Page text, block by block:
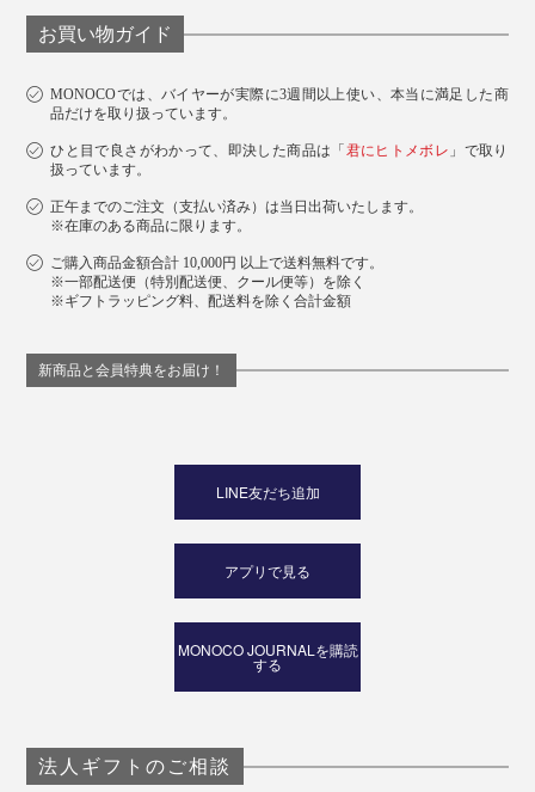
お買い物ガイド
MONOCOでは、バイヤーが実際に3週間以上使い、本当に満足した商
品だけを取り扱っています。
ひと目で良さがわかって、即決した商品は「君にヒトメボレ 」で取り
扱っています。
正午までのご注文（支払い済み）は当日出荷いたします。
※在庫のある商品に限ります。
ご購入商品金額合計 10,000円 以上で送料無料です。
※一部配送便（特別配送便、クール便等）を除く
※ギフトラッピング料、配送料を除く合計金額
新商品と会員特典をお届け！
LINE友だち追加
アプリで見る
MONOCO JOURNALを購読
する
法人ギフトのご相談